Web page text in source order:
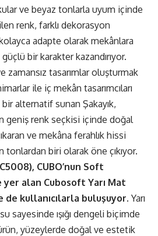
ve beyaz tonlarla uyum içinde
renk, farklı dekorasyon
adapte olarak mekânlara
bir karakter kazandırıyor.
zamansız tasarımlar oluşturmak
ile iç mekân tasarımcıları
alternatif sunan Şakayık,
geniş renk seçkisi içinde doğal
ve mekâna ferahlık hissi
tonlardan biri olarak öne çıkıyor.
CUBO’nun Soft
yer alan Cubosoft Yarı Mat
de kullanıcılarla buluşuyor. Yarı
sayesinde ışığı dengeli biçimde
yüzeylerde doğal ve estetik